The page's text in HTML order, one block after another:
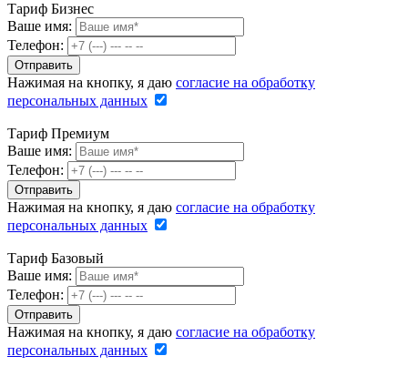
Тариф Бизнес
Ваше имя:
Телефон:
Нажимая на кнопку, я даю согласие на обработку
персональных данных
Тариф Премиум
Ваше имя:
Телефон:
Нажимая на кнопку, я даю согласие на обработку
персональных данных
Тариф Базовый
Ваше имя:
Телефон:
Нажимая на кнопку, я даю согласие на обработку
персональных данных